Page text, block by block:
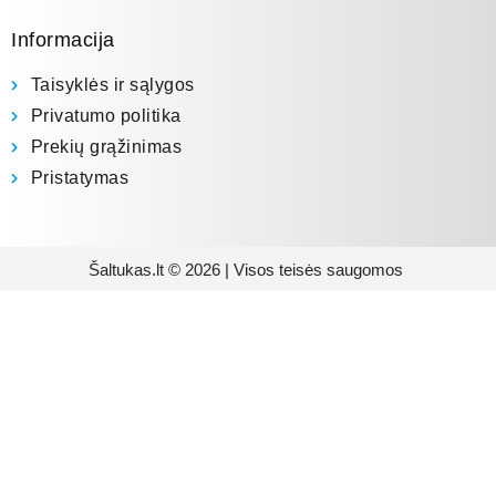
Informacija
Taisyklės ir sąlygos
Privatumo politika
Prekių grąžinimas
Pristatymas
Šaltukas.lt © 2026 | Visos teisės saugomos